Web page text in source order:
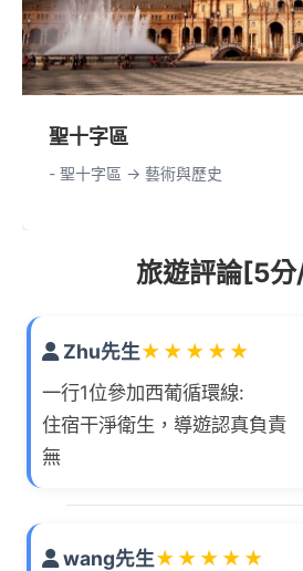
聖十字區
- 聖十字區 -> 藝術與歷史
旅遊評論[5
Zhu先生★ ★ ★ ★ ★
一行1位參加西葡循環線:
住宿干淨衛生，導遊認真負責
無
wang先生★ ★ ★ ★ ★